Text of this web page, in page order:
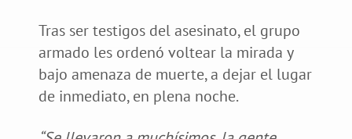
Tras ser testigos del asesinato, el grupo
armado les ordenó voltear la mirada y
bajo amenaza de muerte, a dejar el lugar
de inmediato, en plena noche.